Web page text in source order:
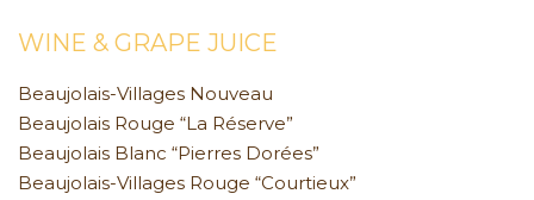
WINE & GRAPE JUICE
Beaujolais-Villages Nouveau
Beaujolais Rouge “La Réserve”
Beaujolais Blanc “Pierres Dorées”
Beaujolais-Villages Rouge “Courtieux”